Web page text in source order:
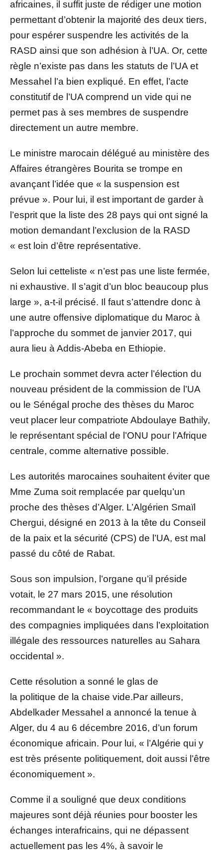
africaines, il suffit juste de rédiger une motion
permettant d’obtenir la majorité des deux tiers,
pour espérer suspendre les activités de la
RASD ainsi que son adhésion à l’UA. Or, cette
règle n’existe pas dans les statuts de l’UA et
Messahel l’a bien expliqué. En effet, l’acte
constitutif de l’UA comprend un vide qui ne
permet pas à ses membres de suspendre
directement un autre membre.
Le ministre marocain délégué au ministère des
Affaires étrangères Bourita se trompe en
avançant l’idée que « la suspension est
prévue ». Pour lui, il est important de garder à
l’esprit que la liste des 28 pays qui ont signé la
motion demandant l’exclusion de la RASD
« est loin d’être représentative.
Selon lui cetteliste « n’est pas une liste fermée,
ni exhaustive. Il s’agit d’un bloc beaucoup plus
large », a-t-il précisé. Il faut s’attendre donc à
une autre offensive diplomatique du Maroc à
l’approche du sommet de janvier 2017, qui
aura lieu à Addis-Abeba en Ethiopie.
Le prochain sommet devra acter l’élection du
nouveau président de la commission de l’UA
ou le Sénégal proche des thèses du Maroc
veut placer leur compatriote Abdoulaye Bathily,
le représentant spécial de l’ONU pour l’Afrique
centrale, comme alternative possible.
Les autorités marocaines souhaitent éviter que
Mme Zuma soit remplacée par quelqu’un
proche des thèses d’Alger. L’Algérien Smaïl
Chergui, désigné en 2013 à la tête du Conseil
de la paix et la sécurité (CPS) de l’UA, est mal
passé du côté de Rabat.
Sous son impulsion, l’organe qu’il préside
votait, le 27 mars 2015, une résolution
recommandant le « boycottage des produits
des compagnies impliquées dans l’exploitation
illégale des ressources naturelles au Sahara
occidental ».
Cette résolution a sonné le glas de
la politique de la chaise vide.Par ailleurs,
Abdelkader Messahel a annoncé la tenue à
Alger, du 4 au 6 décembre 2016, d’un forum
économique africain. Pour lui, « l’Algérie qui y
est très présente politiquement, doit aussi l’être
économiquement ».
Comme il a souligné que deux conditions
majeures sont déjà réunies pour booster les
échanges interafricains, qui ne dépassent
actuellement pas les 4%, à savoir le